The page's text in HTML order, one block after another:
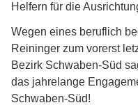
Helfern für die
Wegen eines beruflich
Reininger zum vorerst
Bezirk Schwaben-Süd
das jahrelange
Schwaben-Süd!